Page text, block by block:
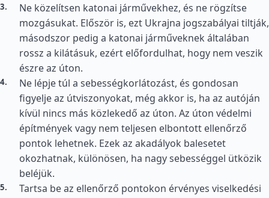
Ne közelítsen katonai járművekhez, és ne rögzítse
mozgásukat. Először is, ezt Ukrajna jogszabályai tiltják,
másodszor pedig a katonai járműveknek általában
rossz a kilátásuk, ezért előfordulhat, hogy nem veszik
észre az úton.
Ne lépje túl a sebességkorlátozást, és gondosan
figyelje az útviszonyokat, még akkor is, ha az autóján
kívül nincs más közlekedő az úton. Az úton védelmi
építmények vagy nem teljesen elbontott ellenőrző
pontok lehetnek. Ezek az akadályok balesetet
okozhatnak, különösen, ha nagy sebességgel ütközik
beléjük.
Tartsa be az ellenőrző pontokon érvényes viselkedési